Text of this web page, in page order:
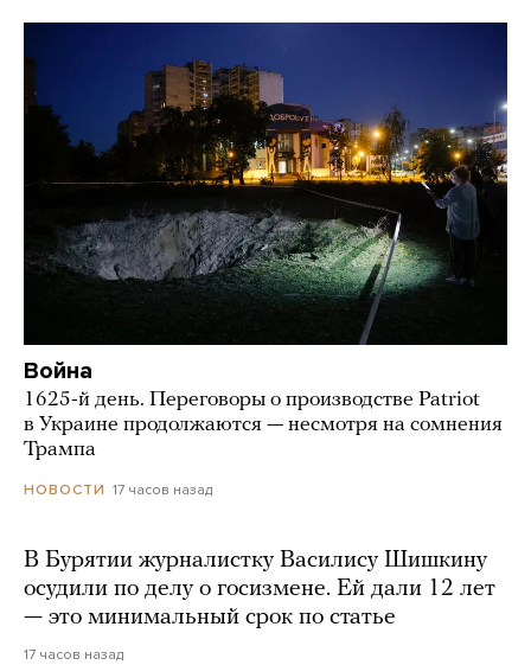
Война
1625-й день. Переговоры о производстве Patriot
в Украине продолжаются — несмотря на сомнения
Трампа
НОВОСТИ 17 часов назад
В Бурятии журналистку Василису Шишкину
осудили по делу о госизмене. Ей дали 12 лет
— это минимальный срок по статье
17 часов назад